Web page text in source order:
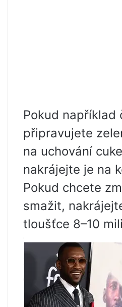
Pokud například
připravujete
na uchování
nakrájejte je na
Pokud chcete
smažit,
tloušťce 8–10
Zeleninu
způsobem
dejte na pár
Poté můžete tác